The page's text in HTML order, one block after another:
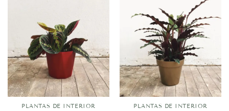
PLANTAS DE INTERIOR PLANTAS DE INTERIOR